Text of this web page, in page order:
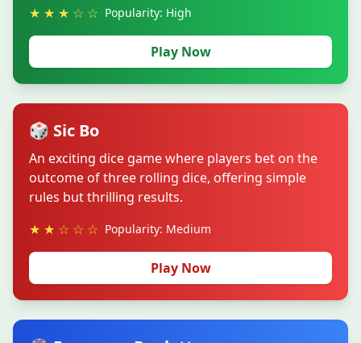
★ ★ ★ ☆ ☆ Popularity: High
Play Now
🎲 Sic Bo
An exciting dice game where players bet on the
outcome of three rolling dice, offering simple
rules but thrilling results.
★ ★ ☆ ☆ ☆ Popularity: Medium
Play Now